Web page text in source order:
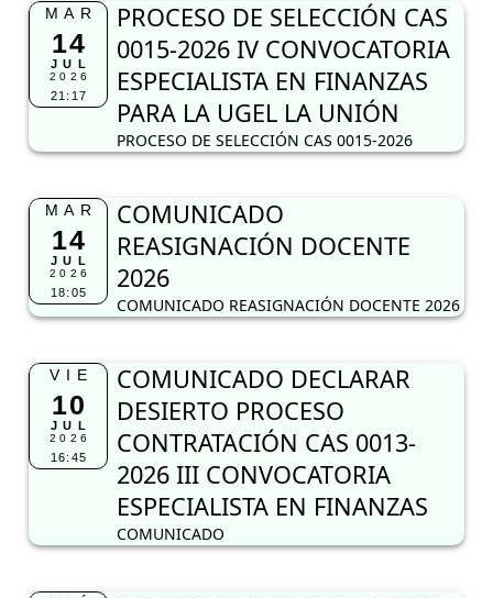
MAR
14
JUL
2026
21:17
PROCESO DE SELECCIÓN CAS
0015-2026 IV CONVOCATORIA
ESPECIALISTA EN FINANZAS
PARA LA UGEL LA UNIÓN
PROCESO DE SELECCIÓN CAS 0015-2026
MAR
14
JUL
2026
18:05
COMUNICADO
REASIGNACIÓN DOCENTE
2026
COMUNICADO REASIGNACIÓN DOCENTE 2026
VIE
10
JUL
2026
16:45
COMUNICADO DECLARAR
DESIERTO PROCESO
CONTRATACIÓN CAS 0013-
2026 III CONVOCATORIA
ESPECIALISTA EN FINANZAS
COMUNICADO